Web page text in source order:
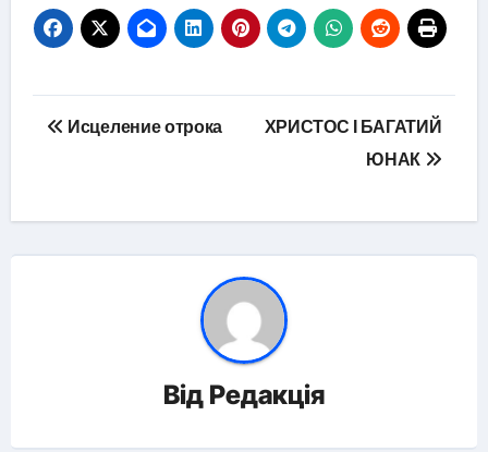
Навігація
Исцеление отрока
ХРИСТОС І БАГАТИЙ
ЮНАК
Від Редакція